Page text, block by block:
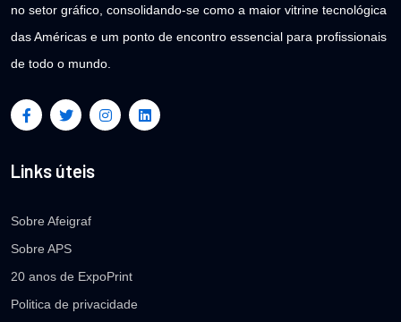
no setor gráfico, consolidando-se como a maior vitrine tecnológica
das Américas e um ponto de encontro essencial para profissionais
de todo o mundo.
Links úteis
Sobre Afeigraf
Sobre APS
20 anos de ExpoPrint
Politica de privacidade